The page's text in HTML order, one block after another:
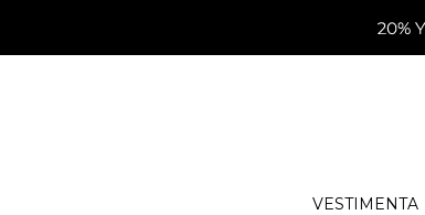
VESTIMENTA